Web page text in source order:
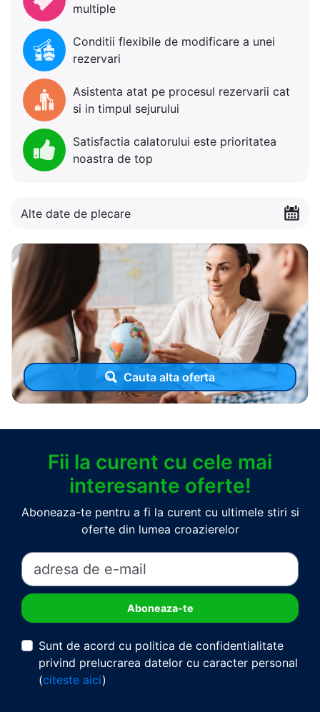
multiple
Conditii flexibile de modificare a unei
rezervari
Asistenta atat pe procesul rezervarii cat
si in timpul sejurului
Satisfactia calatorului este prioritatea
noastra de top
Alte date de plecare
Cauta alta oferta
Fii la curent cu cele mai
interesante oferte!
Aboneaza-te pentru a fi la curent cu ultimele stiri si
oferte din lumea croazierelor
Sunt de acord cu politica de confidentialitate
privind prelucrarea datelor cu caracter personal
(citeste aici)